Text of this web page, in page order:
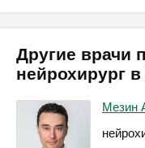
Другие врачи
нейрохирург
Мезин